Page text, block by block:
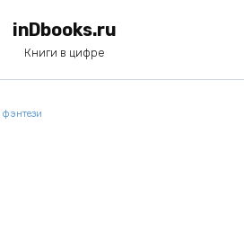
inDbooks.ru
Книги в цифре